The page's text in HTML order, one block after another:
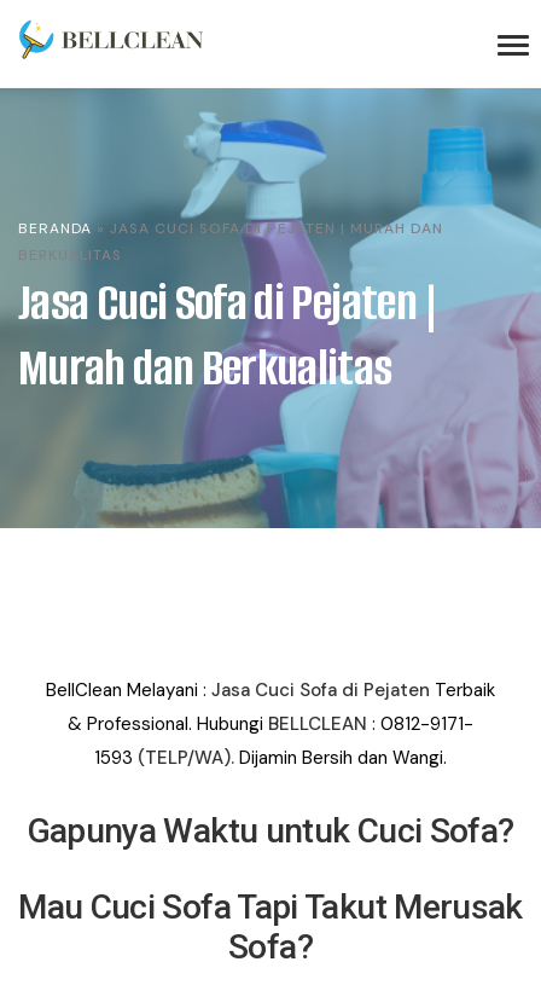
BERANDA » JASA CUCI SOFA DI PEJATEN | MURAH DAN
BERKUALITAS
Jasa Cuci Sofa di Pejaten |
Murah dan Berkualitas
BellClean Melayani : Jasa Cuci Sofa di Pejaten Terbaik
& Professional. Hubungi BELLCLEAN : 0812-9171-
1593 (TELP/WA). Dijamin Bersih dan Wangi.
Gapunya Waktu untuk Cuci Sofa?
Mau Cuci Sofa Tapi Takut Merusak
Sofa?